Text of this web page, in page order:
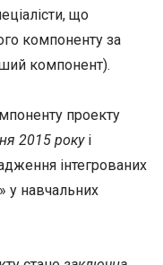
що
компоненту за
компонент).
проекту
2015 рокуі
інтегрованих
у навчальних